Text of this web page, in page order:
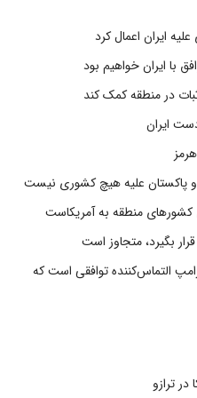
ایران اعمال کرد
ایران خواهیم بود
در منطقه کمک کند
و پاکستان علیه هیچ کشوری نیست
کشورهای منطقه به آمریکاست
بگیرد، متجاوز است
التماس‌کننده توافقی است که
ترازو